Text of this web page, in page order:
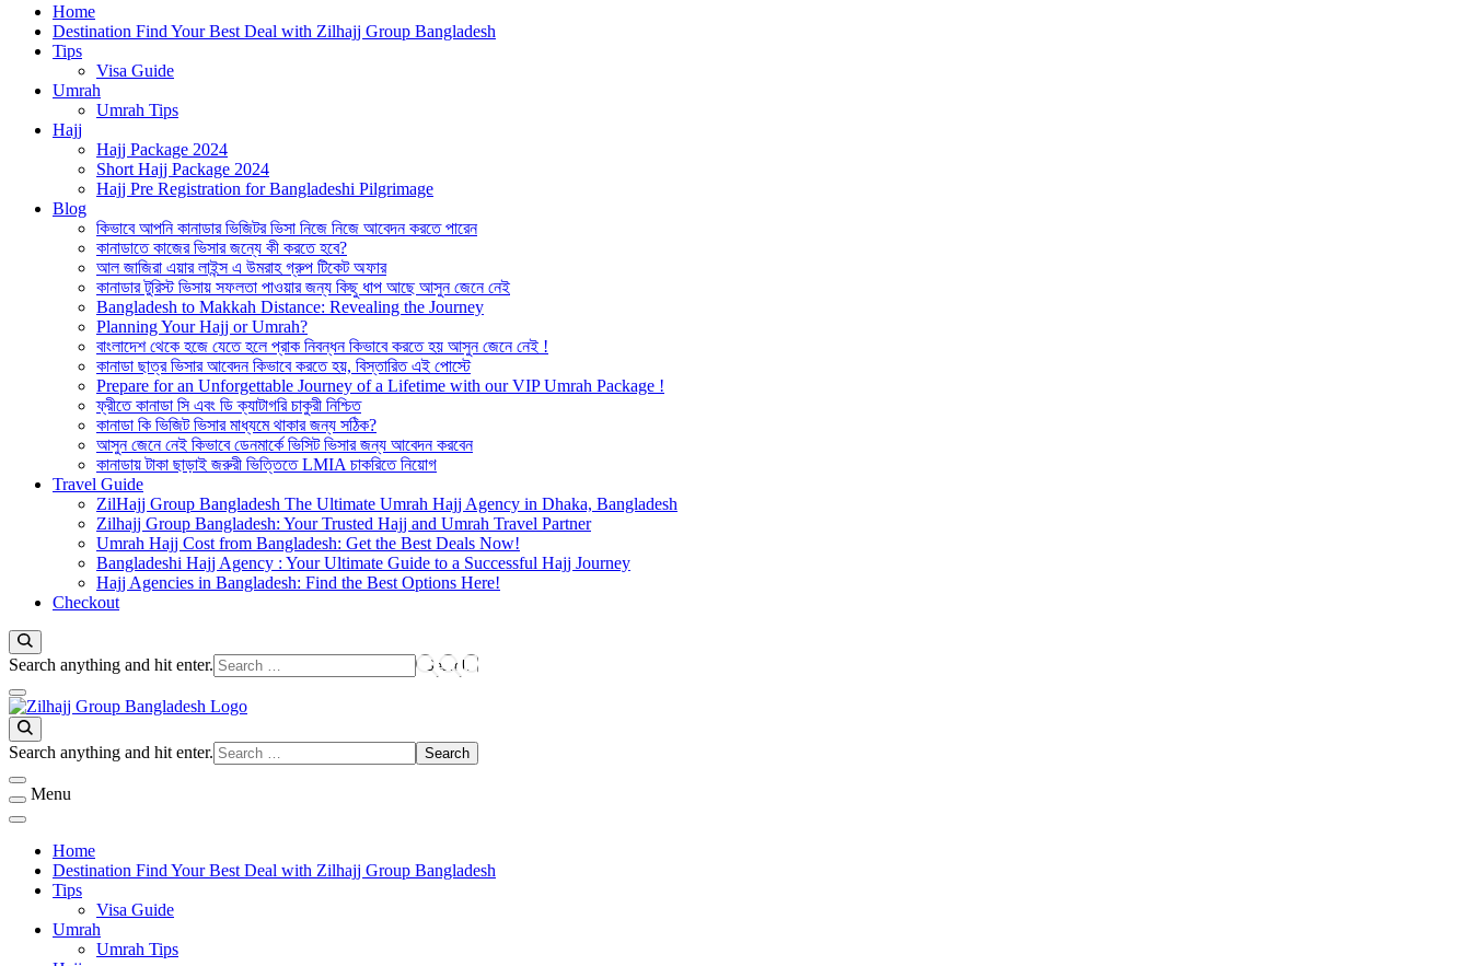
জিলহজ্জ গ্রুপ বাংলাদেশ
Best Hajj Umrah Travel Tour Agent in Bangladesh
Home
Destination Find Your Best Deal with Zilhajj Group Bangladesh
Tips
Visa Guide
Umrah
Umrah Tips
Hajj
Hajj Package 2024
Short Hajj Package 2024
Hajj Pre Registration for Bangladeshi Pilgrimage
Blog
কিভাবে আপনি কানাডার ভিজিটর ভিসা নিজে নিজে আবেদন করতে পারেন
কানাডাতে কাজের ভিসার জন্যে কী করতে হবে?
আল জাজিরা এয়ার লাইন্স এ উমরাহ গ্রুপ টিকেট অফার
কানাডার টুরিস্ট ভিসায় সফলতা পাওয়ার জন্য কিছু ধাপ আছে আসুন জেনে নেই
Bangladesh to Makkah Distance: Revealing the Journey
Planning Your Hajj or Umrah?
বাংলাদেশ থেকে হজে যেতে হলে প্রাক নিবন্ধন কিভাবে করতে হয় আসুন জেনে নেই !
কানাডা ছাত্র ভিসার আবেদন কিভাবে করতে হয়, বিস্তারিত এই পোস্টে
Prepare for an Unforgettable Journey of a Lifetime with our VIP Umrah Package !
ফ্রীতে কানাডা সি এবং ডি ক্যাটাগরি চাকুরী নিশ্চিত
কানাডা কি ভিজিট ভিসার মাধ্যমে থাকার জন্য সঠিক?
আসুন জেনে নেই কিভাবে ডেনমার্কে ভিসিট ভিসার জন্য আবেদন করবেন
কানাডায় টাকা ছাড়াই জরুরী ভিত্তিতে LMIA চাকরিতে নিয়োগ
Travel Guide
ZilHajj Group Bangladesh The Ultimate Umrah Hajj Agency in Dhaka, Bangladesh
Zilhajj Group Bangladesh: Your Trusted Hajj and Umrah Travel Partner
Umrah Hajj Cost from Bangladesh: Get the Best Deals Now!
Bangladeshi Hajj Agency : Your Ultimate Guide to a Successful Hajj Journey
Hajj Agencies in Bangladesh: Find the Best Options Here!
Checkout
Looking
Something?
Search anything and hit enter.
জিলহজ্জ গ্রুপ বাংলাদেশ
Best Hajj Umrah Travel Tour Agent in Bangladesh
Looking
Something?
Search anything and hit enter.
Menu
Home
Destination Find Your Best Deal with Zilhajj Group Bangladesh
Tips
Visa Guide
Umrah
Umrah Tips